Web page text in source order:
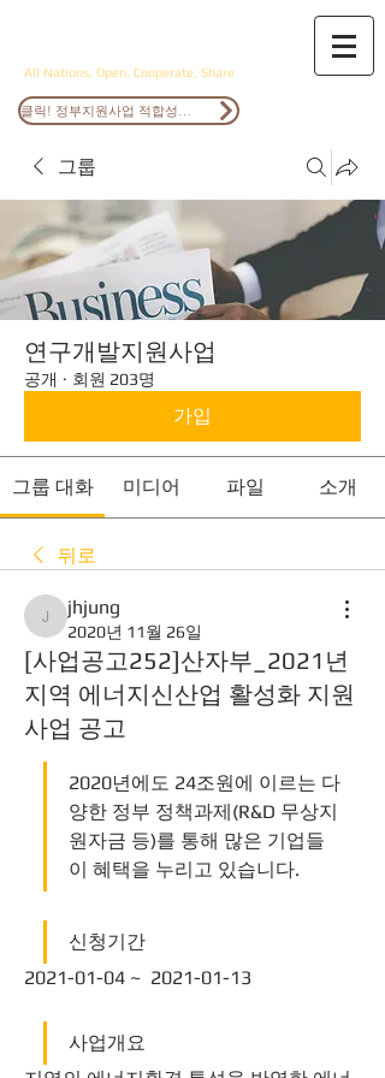
All Nations, Open, Cooperate, Share
그룹
연구개발지원사업
공개 · 회원 203명
가입
그룹 대화 미디어 파일 소개
뒤로
jhjung
jhjung
2020년 11월 26일
[사업공고252]산자부_2021년
지역 에너지신산업 활성화 지원
사업 공고
2020년에도 24조원에 이르는 다
양한 정부 정책과제(R&D 무상지
원자금 등)를 통해 많은 기업들
이 혜택을 누리고 있습니다.
신청기간
2021-01-04 ~  2021-01-13
사업개요